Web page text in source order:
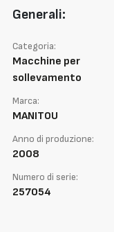
Generali:
Categoria:
Macchine per
sollevamento
Marca:
MANITOU
Anno di produzione:
2008
Numero di serie:
257054